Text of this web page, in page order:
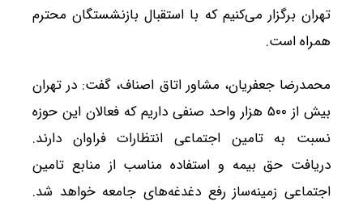
تهران برگزار می‌کنیم که با استقبال بازنشستگان محترم
همراه است.
محمدرضا جعفریان، مشاور اتاق اصناف، گفت: در تهران
بیش از ۵۰۰ هزار واحد صنفی داریم که فعالان این حوزه
نسبت به تامین اجتماعی انتظارات فراوان دارند.
دریافت حق بیمه و استفاده مناسب از منابع تامین
اجتماعی زمینه‌ساز رفع دغدغه‌های جامعه خواهد شد.